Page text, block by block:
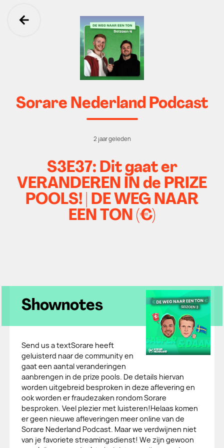
Ga terug
Sorare Nederland Podcast
2 jaar geleden
S3E37: Dit gaat er
VERANDEREN IN de PRIZE
POOLS! | DE WEG NAAR
EEN TON (€)
Shownotes
Send us a textSorare heeft
geluisterd naar de community en
gaat een aantal veranderingen
aanbrengen in de prize pools. De details hiervan
worden uitgebreid besproken in deze aflevering en
ook worden er fraudezaken rondom Sorare
besproken. Veel plezier met luisteren!Helaas komen
er geen nieuwe afleveringen meer online van de
Sorare Nederland Podcast. Maar we verdwijnen niet
van je favoriete streamingsdienst! We zijn gewoon